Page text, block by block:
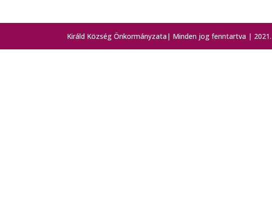
Királd Község Önkormányzata| Minden jog fenntartva | 2021.